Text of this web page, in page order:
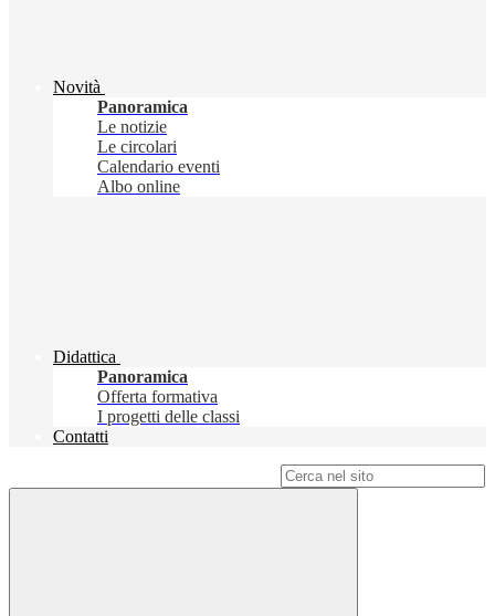
Novità
Panoramica
Le notizie
Le circolari
Calendario eventi
Albo online
Didattica
Panoramica
Offerta formativa
I progetti delle classi
Contatti